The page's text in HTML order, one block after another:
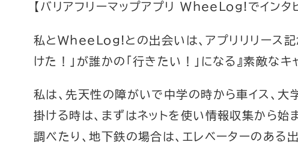
【バリアフリーマップアプリ WheeLog!でインタ
私とWheeLog!との出会いは、アプリリリース記
けた！」が誰かの「行きたい！」になる』素敵なキ
私は、先天性の障がいで中学の時から車イス、大
掛ける時は、まずはネットを使い情報収集から始
調べたり、地下鉄の場合は、エレベーターのある